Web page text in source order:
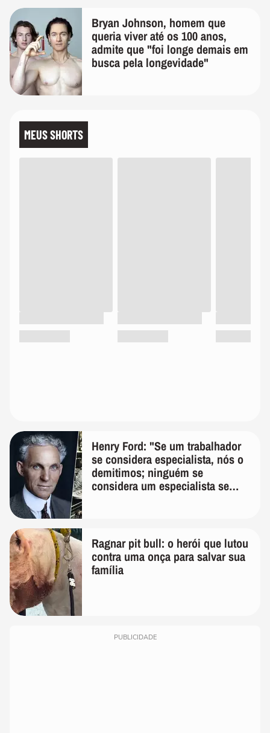
Bryan Johnson, homem que
queria viver até os 100 anos,
admite que "foi longe demais em
busca pela longevidade"
MEUS SHORTS
Henry Ford: "Se um trabalhador
se considera especialista, nós o
demitimos; ninguém se
considera um especialista se
Ragnar pit bull: o herói que lutou
contra uma onça para salvar sua
família
PUBLICIDADE